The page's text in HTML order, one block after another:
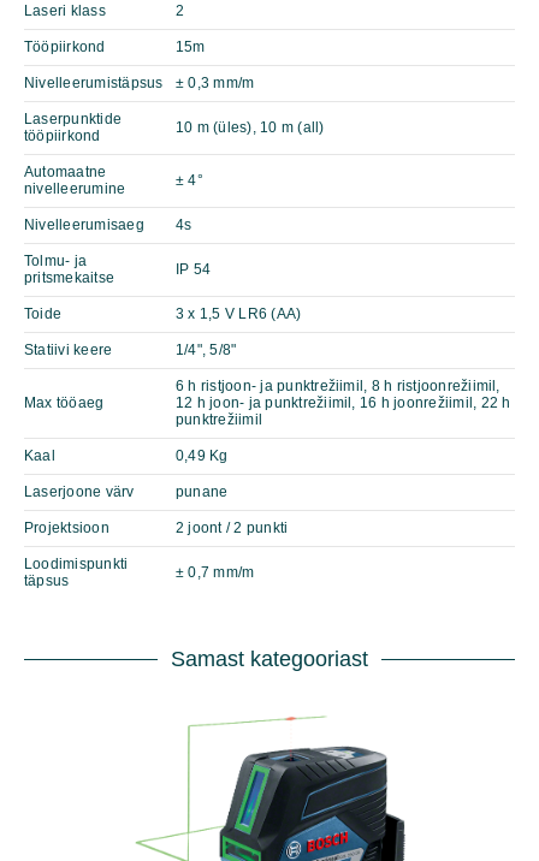
Laseri klass 2
Tööpiirkond 15m
Nivelleerumistäpsus ± 0,3 mm/m
Laserpunktide
tööpiirkond
10 m (üles), 10 m (all)
Automaatne
nivelleerumine
± 4°
Nivelleerumisaeg 4s
Tolmu- ja
pritsmekaitse
IP 54
Toide 3 x 1,5 V LR6 (AA)
Statiivi keere 1/4", 5/8"
Max tööaeg
6 h ristjoon- ja punktrežiimil, 8 h ristjoonrežiimil,
12 h joon- ja punktrežiimil, 16 h joonrežiimil, 22 h
punktrežiimil
Kaal 0,49 Kg
Laserjoone värv punane
Projektsioon 2 joont / 2 punkti
Loodimispunkti
täpsus
± 0,7 mm/m
Samast kategooriast